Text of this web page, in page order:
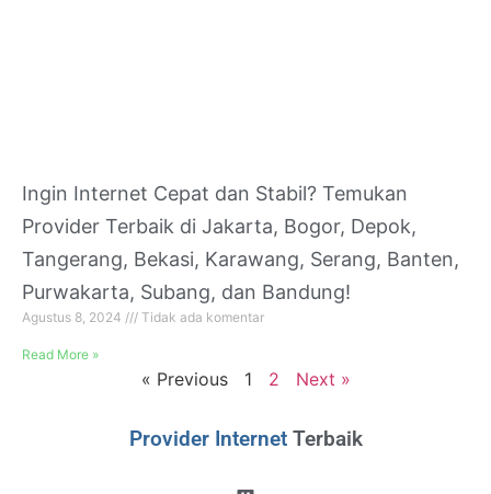
Ingin Internet Cepat dan Stabil? Temukan
Provider Terbaik di Jakarta, Bogor, Depok,
Tangerang, Bekasi, Karawang, Serang, Banten,
Purwakarta, Subang, dan Bandung!
Agustus 8, 2024 Tidak ada komentar
Read More »
« Previous 1 2 Next »
Provider Internet Terbaik